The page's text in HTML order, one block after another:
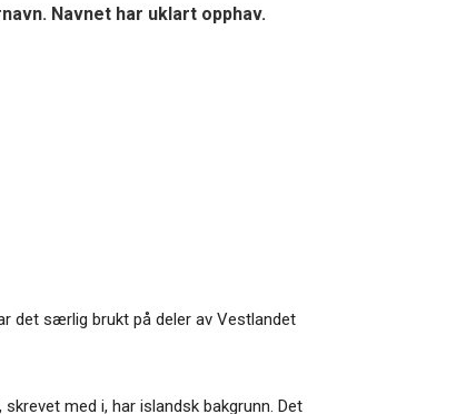
Navnet har uklart opphav.
det særlig brukt på deler av Vestlandet
med i, har islandsk bakgrunn. Det